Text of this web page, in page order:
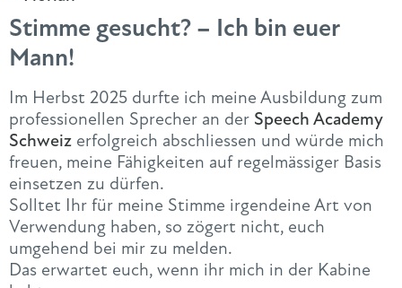
Stimme gesucht? – Ich bin euer
Mann!
Im Herbst 2025 durfte ich meine Ausbildung zum
professionellen Sprecher an der Speech Academy
Schweiz erfolgreich abschliessen und würde mich
freuen, meine Fähigkeiten auf regelmässiger Basis
einsetzen zu dürfen.
Solltet Ihr für meine Stimme irgendeine Art von
Verwendung haben, so zögert nicht, euch
umgehend bei mir zu melden.
Das erwartet euch, wenn ihr mich in der Kabine